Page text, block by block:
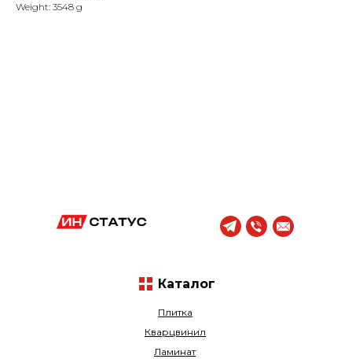
Weight: 3548 g
Плитка
Кварцвинил
Ламинат
Каталог